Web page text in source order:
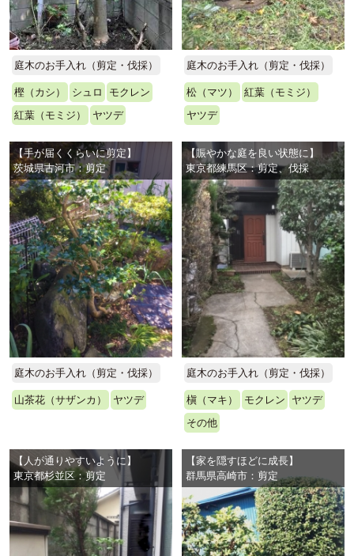
庭木のお手入れ（剪定・伐採）
樫（カシ） シュロ
モクレン
紅葉（モミジ）
ヤツデ
庭木のお手入れ（剪定・伐採）
松（マツ）
紅葉（モミジ）
ヤツデ
【手が届くくらいに剪定】
茨城県古河市：剪定
庭木のお手入れ（剪定・伐採）
山茶花（サザンカ） ヤツデ
【賑やかな庭を良い状態に】
東京都練馬区：剪定、伐採
庭木のお手入れ（剪定・伐採）
槇（マキ） モクレン
ヤツデ
その他
【人が通りやすいように】
東京都杉並区：剪定
【家を隠すほどに成長】
群馬県高崎市：剪定